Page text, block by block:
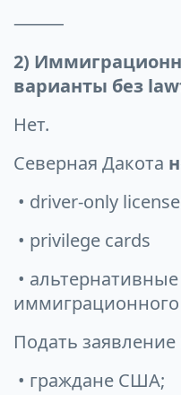
⸻
2)
варианты без
Нет.
Северная Дакота
• driver-only
• privilege cards
•
иммиграционного
Подать заявление
• граждане США;